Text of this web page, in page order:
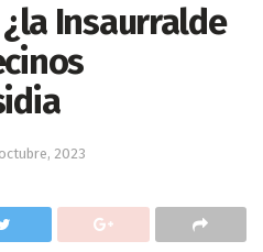
Insaurralde
2023